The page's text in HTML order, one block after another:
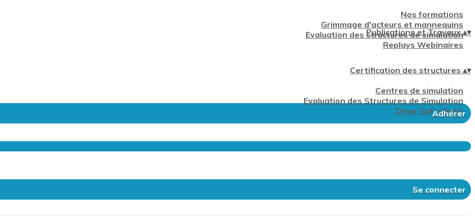
Nos formations
Grimmage d'acteurs et mannequins
Evaluation des structures de simulation
Replays Webinaires
Publications et Travaux▴▾
Certification des structures ▴▾
Centres de simulation
Evaluation des Structures de Simulation
Drive SoFraSimS
Adhérer
Se connecter